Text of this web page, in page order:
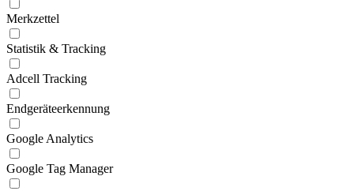
Merkzettel
Statistik & Tracking
Adcell Tracking
Endgeräteerkennung
Google Analytics
Google Tag Manager